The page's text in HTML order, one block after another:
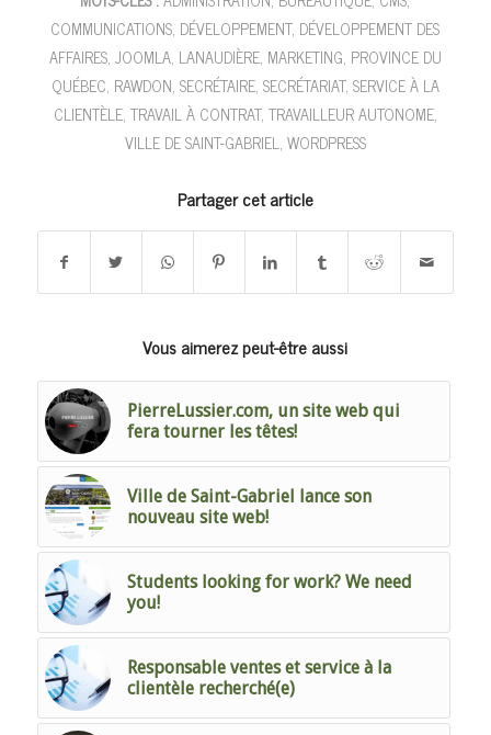
COMMUNICATIONS, DÉVELOPPEMENT, DÉVELOPPEMENT DES
AFFAIRES, JOOMLA, LANAUDIÈRE, MARKETING, PROVINCE DU
QUÉBEC, RAWDON, SECRÉTAIRE, SECRÉTARIAT, SERVICE À LA
CLIENTÈLE, TRAVAIL À CONTRAT, TRAVAILLEUR AUTONOME,
VILLE DE SAINT-GABRIEL, WORDPRESS
Partager cet article
Vous aimerez peut-être aussi
PierreLussier.com, un site web qui
fera tourner les têtes!
Ville de Saint-Gabriel lance son
nouveau site web!
Students looking for work? We need
you!
Responsable ventes et service à la
clientèle recherché(e)